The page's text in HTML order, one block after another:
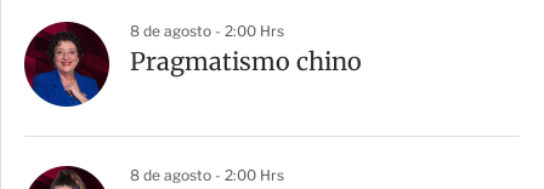
8 de agosto - 2:00 Hrs
Pragmatismo chino
8 de agosto - 2:00 Hrs